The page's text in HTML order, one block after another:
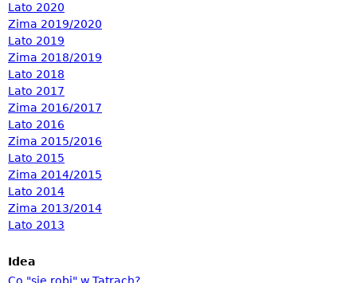
Lato 2020
Zima 2019/2020
Lato 2019
Zima 2018/2019
Lato 2018
Lato 2017
Zima 2016/2017
Lato 2016
Zima 2015/2016
Lato 2015
Zima 2014/2015
Lato 2014
Zima 2013/2014
Lato 2013
Idea